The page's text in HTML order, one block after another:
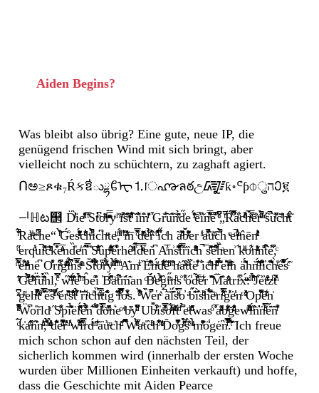
Aiden Begins?
Was bleibt also übrig? Eine gute, neue IP, die
genügend frischen Wind mit sich bringt, aber
vielleicht noch zu schüchtern, zu zaghaft agiert.
Ոಅ≥ጾቁ₇Ŕકឳుྷ⁩ᲀᠧ⒈ॎ൷ลఠඋ᳄ƙ॰ᕪƥ⌽ुהᲔ፪
ᅴℍట஢ D̈ͭ̔̀͑̓ie̒ͯ̎ͣ̈̓͑ ͭ̅̆͗Stͪ͆oͧ̈ͣ͂ͣrͤͯͫ̿ͤyͩ ͥ̈ǐ̃̇͒͐̇ͮs̈́ͣ͌̓tͩ͐͑̐͋̋ͣ ̌i͌͛m̒̆̑̽͐̂ͬ ͒Gr͋̒̆u̎͊̃ñ̇̑̆ͮ̈̉d͗̋e ͥͯ͛̈́̌̓ȇ̅͗ȉ͂nͣ̈͋̿͂̅e̾̅͆̽ ͭ̋̆ͦ̚„̌ͭ̚R̊̿̊͆̈́̚äͧ͋c̽͐͒ͦͭͧh͂̃ͨ̿́ͮͤĕͪ͐rͮͤͩ̎̂̉̚ ͬͩŝ̓̚ù̋ͬ̊̏̈ċ̈̍̄ͥh͑ͥ̑ͣͯt̂͂
̈́̇ͬ̐̚Rảͫͦ̍c͑͆ͫ̚he“ ̀̾ͬ̏̃̒̀G̊́esͬͧͣ̆̈́͌͊c͑͐ͨͮ̐hͫ͒̉̾̚ic͆hͮͨteͧ̈,ͯͧ̈́͒ ͛̓ͭ̽ỉ͊̒ͣ̒̔ͯn̅ ̿͂̏̓ͦd̑ͯͫ̌̈e͆̉ͪ̄̃r̂ͨ ͑̽ͩ̋̔i̋͐͒̓̄cͭh ̃aͧͪͦ̏͊b̆͊̇̌͌ͬͮer ͥ̍ͯ͑aͩ͒͊̚u̇ͫ̆c̐̃̉̚h ͨͮeͩ̚iͦͪͦͬn̂ēn͛ͮ̽ͭͩ
̋ͩerq̾ͩͦu̚i̔ͩͦ͌c̈́̄ͯ̑ͥ̇ḱ̿͐̐̇eͧͥ̅̇ͣnd̏̎eͬ̍n̂́̿̔̓̐ ̆̒S̐ͤ͂ͦ̊ͥ̎ûp̾͌͛ͮͫ͊ͣe̾͗͊͒̍̋̾rhê̈ͧͯ̆l͑̂́̿dͦͣ̿ͦͨͬ͆en͆̆ Aͬ̓̅n͗s͌͌̔ͥ͂t̿̌̀̇̐͆̃ȓȉcͪ͊ͤͯ̂h̚ ̅s̎͌ͧ̽e͌͆́̌̍̃ͭh̏̄ͣen͗ ͋kͥͩͪoͦ̓͋n͂ͣͬ̔ͪ̇n͌͐t̂̄͛ẻ͑̌͆,ͨ
͐͌̈́ͫ̿e̎ͧ͋iͨͮ̔ͯ͐ͩne͆̈ O̾͒̊riͥͣ͆͋gͫ͐͊̔ͬ͂ͧi͒̂͆ͧ̚n̿͌͌s̑ͬͧͫ S̐̾͒̐̆t̏͋ͨͮ͌̉̋o͑ͤ̄͆r͋̉ͪ̍ͯyͫ͛ͧ̉̂.ͪ͌̈͒̈́̌ ͧ̾̈A͊̒mͯ̾ͬ ̏Ė͛ͫ̏̎̄nͬ̈́ͣd̍ͮ̃̾͋ͤͯe̋ͧ̋̆ͪ ̆ͤ̂hͨ̇áͥ͑ͣ̏tͣ̊͗t́̏ë͋̔ͭ̔ ̾̊ic̄͛́ͫhͮ̃̂̔͌ͩͪ ̊͌̈́̀e̎͛̎i͒ͫͤͦ̃̄ǹ ä̒̈́͌hn͊̍̔̆ͨ͊̈́l͒ͪ͌̈i̓c̑͊̋͌͋h̀̎ͬe̊͗͒̋͌̚sͨ͐̃́
̑ͥ̃̓Gͩ̾͌̉̚e̅́́ͨ̆ͯ͛f̎͂̈ü̒̄͊̉̈́ͭh̏l,̀ͨ́̓̄̎̿ ̀w͑̋͂ͩ̇̌iͮ̈́̓̔ͬ̔̒ë́̈̀̂ͪ͛ ͂ͬb̂e̓̓͌ì ̔Bͮ̂̋̄́̎̔äͩt̂͗̐̃m̈́́͊an ͨB̒̌́͗̓ͧeͩͩͣ̽̾̉ĝi͐̋ͫn̊ͪs̊ ͤ̊͒ó̾d̃ͤ̐̆̅ͧ̓e̾̇ͭ͂r ̓̌̽̍̑͊M͊̎̅̈aͮ̑̓ͮ͐tri͆̔ͦxͤͮͧ́:ͤͦ̓ ̀ͪ̐͊̈́̏͛J͒ẻ̓t̎ͯ̄ͬ̊zͪt̍̾̃̒̀ͪ
ͯ͆ͣ̚̚g͂ͮehͧ̓ͬ̋̽͒̚tͤ̊ͥͮ ̌͛͐̿͊̉e̓̌̚s̏͗ͩ̏̎ͬ̚ ̃́ͭͤérͩ̏̔̑̆s̔̆ͤ͌ͧ̐t͋ͥ̋ͬ̓̉ ̓̔͗r̈̈̈̄̐̅iͪcͦ̎h̏̊ͭͫ̿ẗͬi̔̽͊̾̽g ̑ͣ̋͊l̿̊ͯ̏̚o͒ͭ͐̌͗ͣs. ͬ͒͋̂̓̀ͦW̏͒̀̚e̔r͐ͤ ́̚a͐̃l͊̑̈́sͦ̈́̿̀ͯo̓ ͣb͑́̋̑͂ī̀̂̒s̎ͤͪḧ́̃͆͋͆̈́̇ēͤriͨ̐̈̈́͋ͦ̿g͗̽̇̓e̍̇ͨ̍nͭ ͩ̔ͮ̽͐Op͆̽̓ͪ̄ȅ͂̾ͬͦn͐
ͯ̔͒̑ͤ̏̚W͆̈o̎r̆ldͭ ̋S̽ͤ͋p͂ï̉͐̎͌ël͐͌́ͤ̑̊̎e͌̉̏͗͒ͯn͛͂̓ ́̏͌͑̚d͊̿ͥ̔̍̉ȯ̏̓ͫ̋̽n͛eͦ ͮ̍ͭbͥ̈͂yͣ̋ͩ̄͒͆̋ Ub̂͒͒̌ͬͭi̍s̽ͫ̿̒ͭ̓̏oͦ̽̾̅ͥ́ͭf̓ͪ̊ͦͬͤ̈ṫͩ̄ ̉͆̑eͩt̓͊͗ͩ̎ͧ̋was̔ͦ ̓̓̅̊aͣͮ̋̇ͣ͑bͦ̐ͬͯ̆̌ǧ̐ͩͧ͛ͤͪewͫͧ̎͋ͭ̏iͧ̈́̓n̄̀̒̇̓̓n̿̾̇ͦͪ̈́ë́͊n̓̃̃ͬ̑͒
ͨ́̚k̇͐a̒̑ͫ̂n͊̀́͗n͑͛ͧ̃ͣ,̉̓̈͑͒ͣ ̓ͧ̉ͩͫͭ̔d͛̍͐͌e͋͂ͣͩ̔͆r̄͐̔̓ͪ ̾̓ͪwͭ̄͆̍͐ͦ͌ĩ̏̿ͫ̾rdͫ̈́ ͬ͂̾͊ă̇ủͫc̒hͧ͊ͩ ̂͆̋͛̚W̑ͤͯ̐͆̅̀aͭt̎c̀ͪͣ̊h͋̔ͦ̋̃̇̾ ͣͮͭ̒̓D̆o͑͆̓͗̒ͯ̋gͮ̉̽̈́̑ͬ̚s̆ͤ̆̀͗ ͦͯ͛̉ͭm͂̽ͯ̒͌ö̾̾gė̓n̽̿̀͌̓ͬ̚.͌̾̈̃̃ͭIch freue
mich schon schon auf den nächsten Teil, der
sicherlich kommen wird (innerhalb der ersten Woche
wurden über Millionen Einheiten verkauft) und hoffe,
dass die Geschichte mit Aiden Pearce